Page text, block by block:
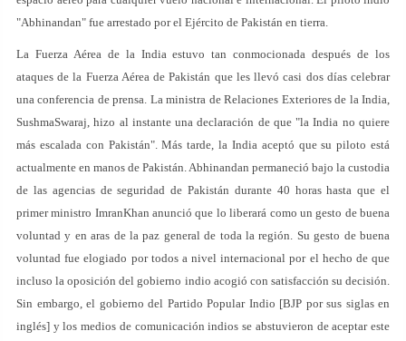
"Abhinandan" fue arrestado por el Ejército de Pakistán en tierra.
La Fuerza Aérea de la India estuvo tan conmocionada después de los
ataques de la Fuerza Aérea de Pakistán que les llevó casi dos días celebrar
una conferencia de prensa. La ministra de Relaciones Exteriores de la India,
SushmaSwaraj, hizo al instante una declaración de que "la India no quiere
más escalada con Pakistán". Más tarde, la India aceptó que su piloto está
actualmente en manos de Pakistán. Abhinandan permaneció bajo la custodia
de las agencias de seguridad de Pakistán durante 40 horas hasta que el
primer ministro ImranKhan anunció que lo liberará como un gesto de buena
voluntad y en aras de la paz general de toda la región. Su gesto de buena
voluntad fue elogiado por todos a nivel internacional por el hecho de que
incluso la oposición del gobierno indio acogió con satisfacción su decisión.
Sin embargo, el gobierno del Partido Popular Indio [BJP por sus siglas en
inglés] y los medios de comunicación indios se abstuvieron de aceptar este